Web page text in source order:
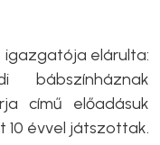
igazgatója elárulta:
bábszínháznak
című előadásuk
évvel játszottak.